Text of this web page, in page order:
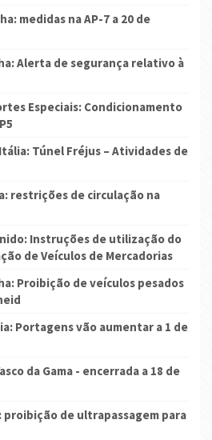
medidas na AP-7 a 20 de
Alerta de segurança relativo à
Especiais: Condicionamento
Túnel Fréjus – Atividades de
restrições de circulação na
Instruções de utilização do
de Veículos de Mercadorias
Proibição de veículos pesados
Portagens vão aumentar a 1 de
da Gama - encerrada a 18 de
proibição de ultrapassagem para